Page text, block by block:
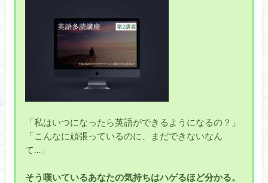
「私はいつになったら英語ができるようになるの？」
「こんなに頑張っているのに、まだできないなん
て…」
そう嘆いているあなたの気持ちはハゲるほど分かる。